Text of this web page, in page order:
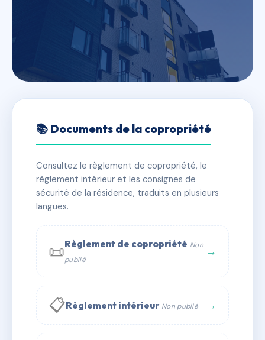
MALFREYT
✓ Immatriculée 🏠 147 lots 🏗 3 bâtiment(s)
📞 Contacter Syndic Digital
📚 Documents de la copropriété
Consultez le règlement de copropriété, le
règlement intérieur et les consignes de
sécurité de la résidence, traduits en plusieurs
langues.
📜Règlement de copropriété Non
publié
→
📋Règlement intérieur Non publié →